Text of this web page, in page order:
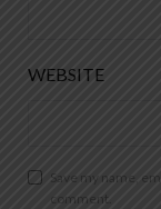
WEBSITE
Save my name,
comment.